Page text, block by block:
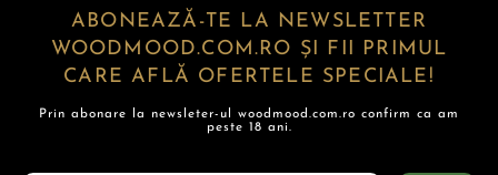
ABONEAZĂ-TE LA NEWSLETTER
WOODMOOD.COM.RO ȘI FII PRIMUL
CARE AFLĂ OFERTELE SPECIALE!
Prin abonare la newsleter-ul woodmood.com.ro confirm ca am
peste 18 ani.